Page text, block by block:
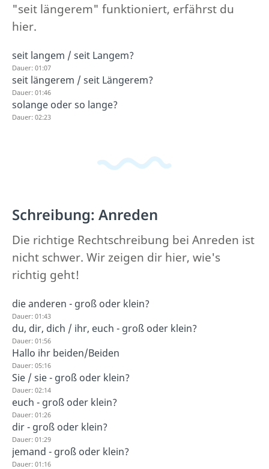
"seit längerem" funktioniert, erfährst du
hier.
seit langem / seit Langem?
Dauer: 01:07
seit längerem / seit Längerem?
Dauer: 01:46
solange oder so lange?
Dauer: 02:23
Schreibung: Anreden
Die richtige Rechtschreibung bei Anreden ist
nicht schwer. Wir zeigen dir hier, wie's
richtig geht!
die anderen - groß oder klein?
Dauer: 01:43
du, dir, dich / ihr, euch - groß oder klein?
Dauer: 01:56
Hallo ihr beiden/Beiden
Dauer: 05:16
Sie / sie - groß oder klein?
Dauer: 02:14
euch - groß oder klein?
Dauer: 01:26
dir - groß oder klein?
Dauer: 01:29
jemand - groß oder klein?
Dauer: 01:16